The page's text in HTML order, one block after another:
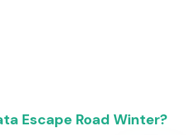
Escape Road Winter?